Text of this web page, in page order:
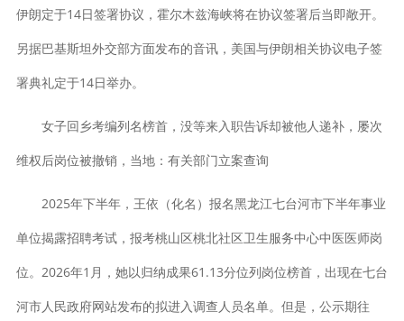
伊朗定于14日签署协议，霍尔木兹海峡将在协议签署后当即敞开。
另据巴基斯坦外交部方面发布的音讯，美国与伊朗相关协议电子签
署典礼定于14日举办。
女子回乡考编列名榜首，没等来入职告诉却被他人递补，屡次
维权后岗位被撤销，当地：有关部门立案查询
2025年下半年，王依（化名）报名黑龙江七台河市下半年事业
单位揭露招聘考试，报考桃山区桃北社区卫生服务中心中医医师岗
位。2026年1月，她以归纳成果61.13分位列岗位榜首，出现在七台
河市人民政府网站发布的拟进入调查人员名单。但是，公示期往